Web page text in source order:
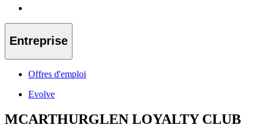
Entreprise
Offres d'emploi
Evolve
MCARTHURGLEN LOYALTY CLUB